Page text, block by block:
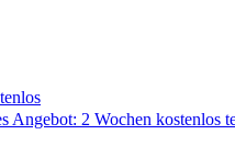
Angebot: 2 Wochen kostenlos